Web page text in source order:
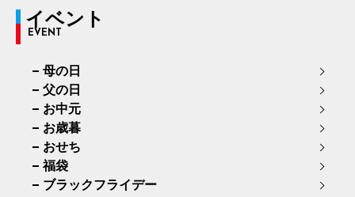
イベント
EVENT
母の日
父の日
お中元
お歳暮
おせち
福袋
ブラックフライデー